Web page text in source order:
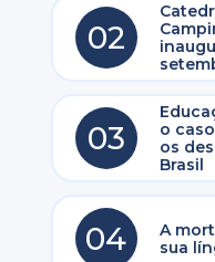
02
03
o
os
Brasil
04
A
sua